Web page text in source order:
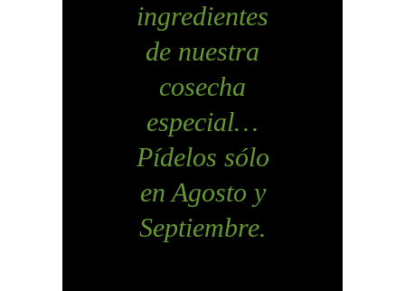
ingredientes
de nuestra
cosecha
especial…
Pídelos sólo
en Agosto y
Septiembre.